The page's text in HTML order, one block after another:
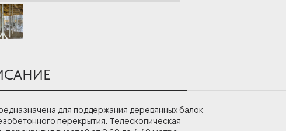
для поддержания деревянных балок
перекрытия. Телескопическая